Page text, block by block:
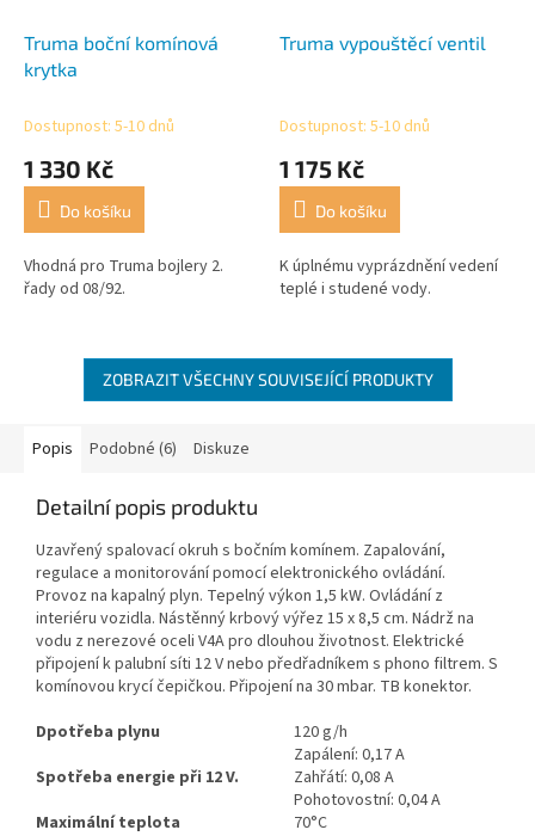
Truma boční komínová
krytka
Dostupnost: 5-10 dnů
1 330 Kč
Do košíku
Vhodná pro Truma bojlery 2.
řady od 08/92.
Truma vypouštěcí ventil
Dostupnost: 5-10 dnů
1 175 Kč
Do košíku
K úplnému vyprázdnění vedení
teplé i studené vody.
ZOBRAZIT VŠECHNY SOUVISEJÍCÍ PRODUKTY
Popis Podobné (6) Diskuze
Detailní popis produktu
Uzavřený spalovací okruh s bočním komínem. Zapalování,
regulace a monitorování pomocí elektronického ovládání.
Provoz na kapalný plyn. Tepelný výkon 1,5 kW. Ovládání z
interiéru vozidla. Nástěnný krbový výřez 15 x 8,5 cm. Nádrž na
vodu z nerezové oceli V4A pro dlouhou životnost. Elektrické
připojení k palubní síti 12 V nebo předřadníkem s phono filtrem. S
komínovou krycí čepičkou. Připojení na 30 mbar. TB konektor.
Dpotřeba plynu
120 g/h
Spotřeba energie při 12 V.
Zapálení: 0,17 A
Zahřátí: 0,08 A
Pohotovostní: 0,04 A
Maximální teplota
70°C